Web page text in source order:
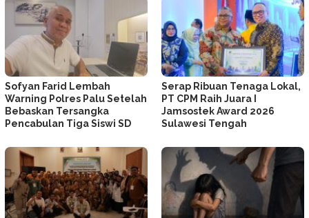
Sofyan Farid Lembah
Warning Polres Palu Setelah
Bebaskan Tersangka
Pencabulan Tiga Siswi SD
Serap Ribuan Tenaga Lokal,
PT CPM Raih Juara I
Jamsostek Award 2026
Sulawesi Tengah